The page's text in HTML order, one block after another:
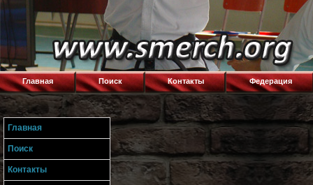
Главная Поиск Контакты Федерация
Главная
Поиск
Контакты